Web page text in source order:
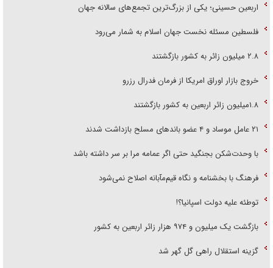
اربعین حسینی؛ یکی از بزرگ‌ترین تجمع‌های سالانه جهان
فلسطین مسئله نخست جهان اسلام به شمار می‌رود
۲.۸ میلیون زائر به کشور بازگشتند
خروج بازار اوراق امریکا از فرمان فدرال رزرو
۱.۸میلیون زائر اربعین به کشور بازگشتند
۲۱ عامل موساد و ۴ عضو باند‌های مسلح بازداشت شدند
با وحدت‌شکن بجنگید حتی اگر عمامه مرا بر سر داشته باشد
فرهنگ با بخشنامه و نگاه قیم‌مآبانه اصلاح نمی‌شود
توطئه علیه دولت اسپانیا؟!
بازگشت یک میلیون و ۹۷۴ هزار زائر اربعین به کشور
گزینه استقلال راهی گل گهر شد